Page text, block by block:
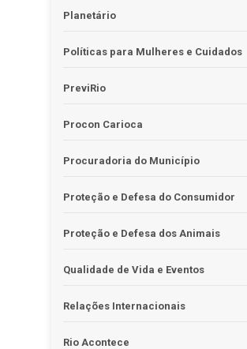
Planetário
Políticas para Mulheres e Cuidados
PreviRio
Procon Carioca
Procuradoria do Município
Proteção e Defesa do Consumidor
Proteção e Defesa dos Animais
Qualidade de Vida e Eventos
Relações Internacionais
Rio Acontece